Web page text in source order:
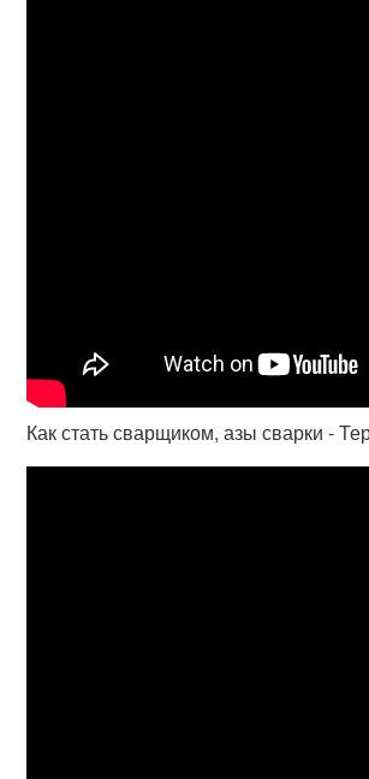
Как стать сварщиком, азы сварки -